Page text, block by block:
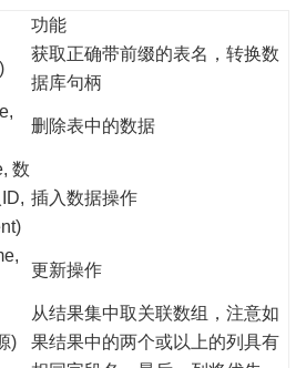
功能
获取正确带前缀的表名，转换数
据库句柄
删除表中的数据
数
插入数据操作
更新操作
)
从结果集中取关联数组，注意如
果结果中的两个或以上的列具有